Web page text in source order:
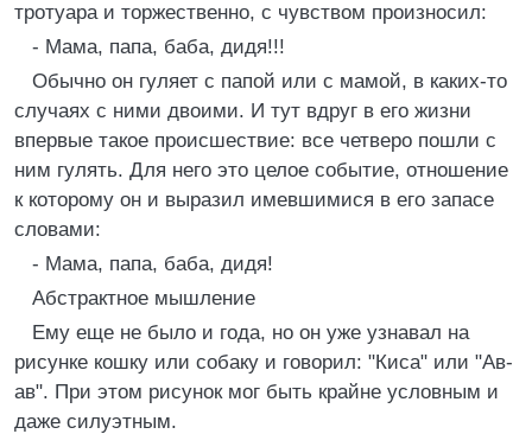
тротуара и торжественно, с чувством произносил:
- Мама, папа, баба, дидя!!!
Обычно он гуляет с папой или с мамой, в каких-то
случаях с ними двоими. И тут вдруг в его жизни
впервые такое происшествие: все четверо пошли с
ним гулять. Для него это целое событие, отношение
к которому он и выразил имевшимися в его запасе
словами:
- Мама, папа, баба, дидя!
Абстрактное мышление
Ему еще не было и года, но он уже узнавал на
рисунке кошку или собаку и говорил: "Киса" или "Ав-
ав". При этом рисунок мог быть крайне условным и
даже силуэтным.